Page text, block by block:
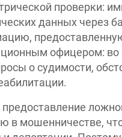
проверки:
данных через
офицером:
о судимости,
в мошенничестве,